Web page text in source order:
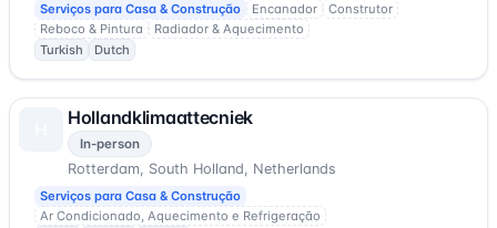
Serviços para Casa & Construção Encanador
Construtor
Reboco & Pintura
Radiador & Aquecimento
Turkish
Dutch
Hollandklimaattecniek
In-person
Rotterdam, South Holland, Netherlands
Serviços para Casa & Construção
Ar Condicionado, Aquecimento e Refrigeração